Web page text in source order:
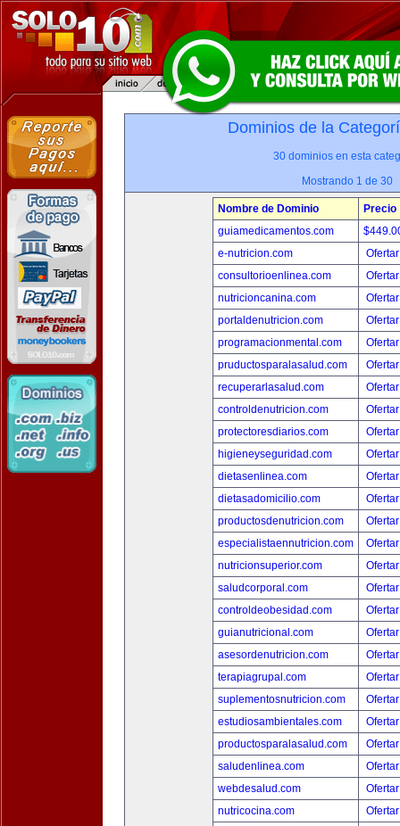
Dominios de la
30 dominios en esta
Mostrando 1 de 30
Nombre de Dominio
Precio
guiamedicamentos.com
e-nutricion.com
consultorioenlinea.com
nutricioncanina.com
portaldenutricion.com
programacionmental.com
pruductosparalasalud.com
recuperarlasalud.com
controldenutricion.com
protectoresdiarios.com
higieneyseguridad.com
dietasenlinea.com
dietasadomicilio.com
productosdenutricion.com
especialistaennutricion.com
nutricionsuperior.com
saludcorporal.com
controldeobesidad.com
guianutricional.com
asesordenutricion.com
terapiagrupal.com
suplementosnutricion.com
estudiosambientales.com
productosparalasalud.com
saludenlinea.com
webdesalud.com
nutricocina.com